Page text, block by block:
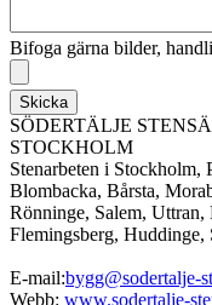
Bifoga gärna bilder,
Skicka
SÖDERTÄLJE
STOCKHOLM
Stenarbeten i Stockholm,
Blombacka, Bårsta,
Rönninge, Salem,
Flemingsberg, Huddinge,
E-mail:bygg@sodertalje-
Webb: www.sodertalje-